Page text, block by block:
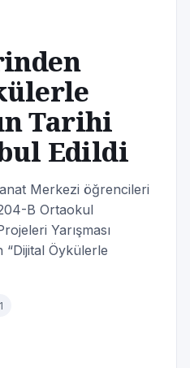
Tarihi
Edildi
Merkezi öğrencileri
B Ortaokul
Yarışması
“Dijital Öykülerle
1